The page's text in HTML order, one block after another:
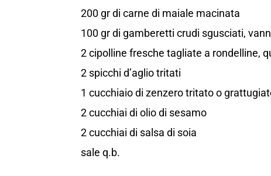
200 gr di carne di maiale macinata
100 gr di gamberetti crudi sgusciati,
2 cipolline fresche tagliate a rondelline,
2 spicchi d’aglio tritati
1 cucchiaio di zenzero tritato o
2 cucchiai di olio di sesamo
2 cucchiai di salsa di soia
sale q.b.